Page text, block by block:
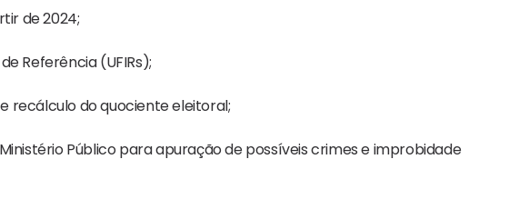
de 2024;
Referência (UFIRs);
recálculo do quociente eleitoral;
Público para apuração de possíveis crimes e improbidade